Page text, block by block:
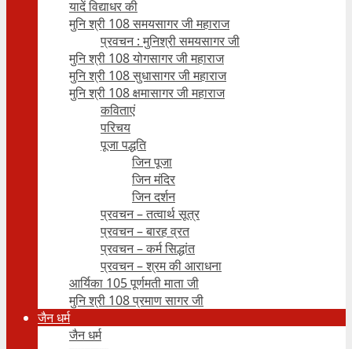
यादें विद्याधर की
मुनि श्री 108 समयसागर जी महाराज
प्रवचन : मुनिश्री समयसागर जी
मुनि श्री 108 योगसागर जी महाराज
मुनि श्री 108 सुधासागर जी महाराज
मुनि श्री 108 क्षमासागर जी महाराज
कविताएं
परिचय
पूजा पद्धति
जिन पूजा
जिन मंदिर
जिन दर्शन
प्रवचन – तत्वार्थ सूत्र
प्रवचन – बारह व्रत
प्रवचन – कर्म सिद्धांत
प्रवचन – श्रम की आराधना
आर्यिका 105 पूर्णमती माता जी
मुनि श्री 108 प्रमाण सागर जी
जैन धर्म
जैन धर्म